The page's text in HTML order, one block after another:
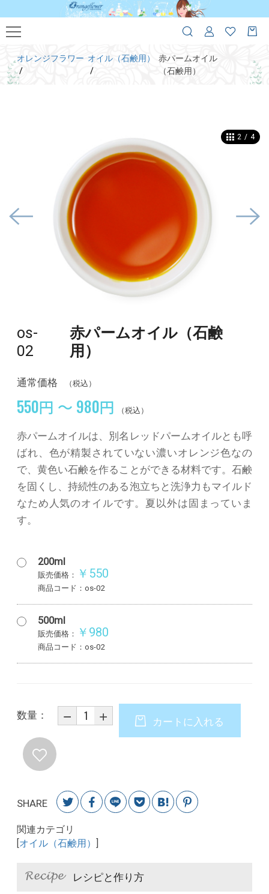
オレンジフラワー オイル（石鹸用）
赤パームオイル
（石鹸用）
2 / 4
os-
02
赤パームオイル（石鹸
用）
通常価格 （税込）
550円 ～ 980円 （税込）
赤パームオイルは、別名レッドパームオイルとも呼
ばれ、色が精製されていない濃いオレンジ色なの
で、黄色い石鹸を作ることができる材料です。石鹸
を固くし、持続性のある泡立ちと洗浄力もマイルド
なため人気のオイルです。夏以外は固まっていま
す。
200ml
販売価格： ￥550
商品コード：os-02
500ml
販売価格： ￥980
商品コード：os-02
数量：
カートに入れる
SHARE
関連カテゴリ
オイル（石鹸用）
レシピと作り方